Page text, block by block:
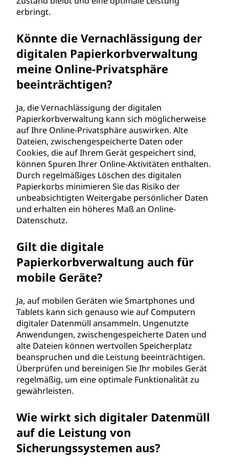
erbringt.
Könnte die Vernachlässigung der
digitalen Papierkorbverwaltung
meine Online-Privatsphäre
beeinträchtigen?
Ja, die Vernachlässigung der digitalen
Papierkorbverwaltung kann sich möglicherweise
auf Ihre Online-Privatsphäre auswirken. Alte
Dateien, zwischengespeicherte Daten oder
Cookies, die auf Ihrem Gerät gespeichert sind,
können Spuren Ihrer Online-Aktivitäten enthalten.
Durch regelmäßiges Löschen des digitalen
Papierkorbs minimieren Sie das Risiko der
unbeabsichtigten Weitergabe persönlicher Daten
und erhalten ein höheres Maß an Online-
Datenschutz.
Gilt die digitale
Papierkorbverwaltung auch für
mobile Geräte?
Ja, auf mobilen Geräten wie Smartphones und
Tablets kann sich genauso wie auf Computern
digitaler Datenmüll ansammeln. Ungenutzte
Anwendungen, zwischengespeicherte Daten und
alte Dateien können wertvollen Speicherplatz
beanspruchen und die Leistung beeinträchtigen.
Überprüfen und bereinigen Sie Ihr mobiles Gerät
regelmäßig, um eine optimale Funktionalität zu
gewährleisten.
Wie wirkt sich digitaler Datenmüll
auf die Leistung von
Sicherungssystemen aus?